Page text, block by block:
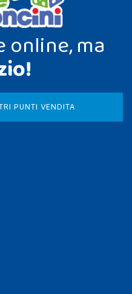
online, ma
PUNTI VENDITA